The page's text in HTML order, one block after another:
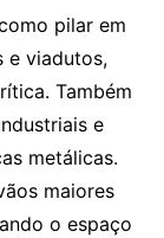
pilar em
e viadutos,
Também
e
metálicas.
maiores
o espaço